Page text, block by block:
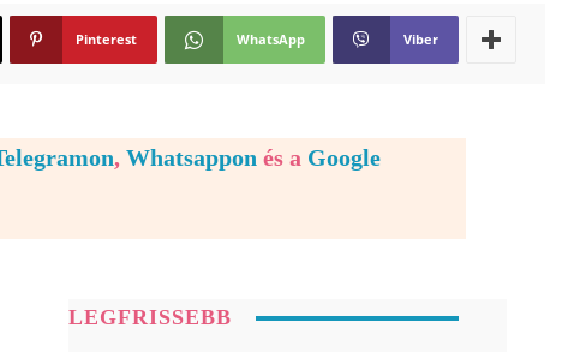
Pinterest WhatsApp Viber
, Whatsappon és a Google
LEGFRISSEBB